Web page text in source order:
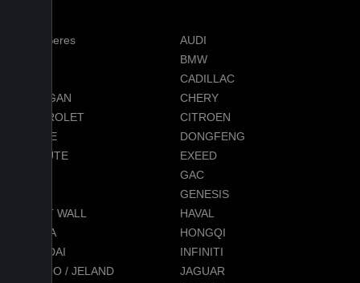
AITO Seres
AUDI
BMW
CADILLAC
CHANGAN
CHERY
CHEVROLET
CITROEN
DODGE
DONGFENG
EVOLUTE
EXEED
GAC
GENESIS
GREAT WALL
HAVAL
HONDA
HONGQI
HYUNDAI
INFINITI
JAECOO / JELAND
JAGUAR